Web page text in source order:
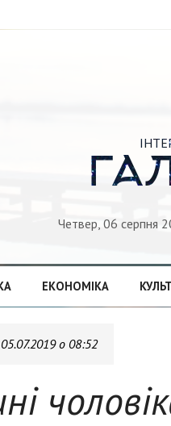
Четвер, 06 серпня
ЕКОНОМІКА
05.07.2019 о 08:52